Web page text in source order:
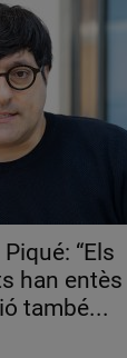
“Els
han entès
també...